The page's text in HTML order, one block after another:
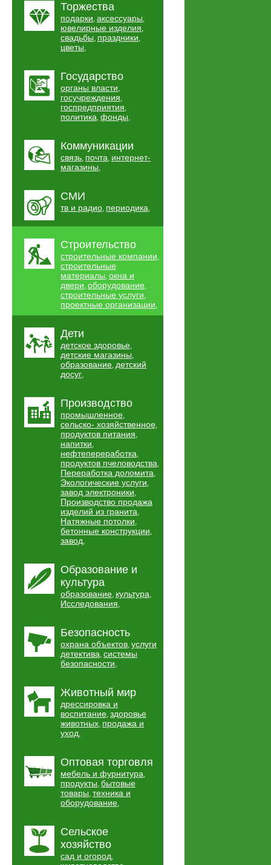
Торжества
подарки, аксессуары,
ювелирные изделия,
свадьбы, праздники,
цветы,
Государство
органы власти,
госучреждения,
госпредприятия,
политика, фонды,
Коммуникации
связь, почта, интернет-
магазины,
СМИ
тв и радио, периодика,
Строительство
строительные компании,
строительные
материалы, окна и
двери, оборудование,
строительные услуги,
проектные организации,
Дети
детское здоровье,
детские магазины,
образование, детский
досуг,
Производство
промышленное,
сельско- хозяйственное,
продуктов питания,
напитки,
нефтепереработка,
продуктов пчеловодства,
Переработка доломита,
Экологические услуги,
завод электроники,
Производство продажа
изделий из гранита,
Натяжные потолки,
бетонные конструкции,
завод,
Образование и
культура
образование, культура,
Исследования,
Безопасность
охрана объектов, услуги
детектива, системы
безопасности,
Животный мир
дрессировка и
воспитание, здоровье
животных, продажа и
уход,
Оптовая торговля
мебель и фурнитура,
продукты, бытовые
товары, техника и
оборудование,
Сельское
хозяйство
сад и огород,